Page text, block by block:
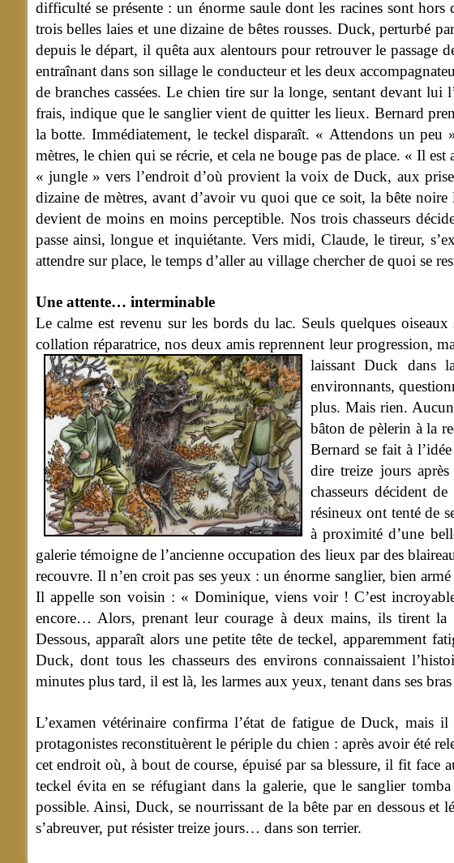
difficulté se présente : un énorme saule dont les racines sont hors
trois belles laies et une dizaine de bêtes rousses. Duck, perturbé
depuis le départ, il quêta aux alentours pour retrouver le passage
entraînant dans son sillage le conducteur et les deux
de branches cassées. Le chien tire sur la longe, sentant devant lui
frais, indique que le sanglier vient de quitter les lieux. Bernard
la botte. Immédiatement, le teckel disparaît. « Attendons un
mètres, le chien qui se récrie, et cela ne bouge pas de place. « Il
« jungle » vers l’endroit d’où provient la voix de Duck, aux
dizaine de mètres, avant d’avoir vu quoi que ce soit, la bête
devient de moins en moins perceptible. Nos trois chasseurs
passe ainsi, longue et inquiétante. Vers midi, Claude, le tireur,
attendre sur place, le temps d’aller au village chercher de quoi se
Une attente… interminable
Le calme est revenu sur les bords du lac. Seuls quelques
collation réparatrice, nos deux amis reprennent leur progression,
laissant Duck dans
environnants,
plus. Mais rien.
bâton de pèlerin à la
Bernard se fait à
dire treize jours
chasseurs décident
résineux ont tenté de
à proximité d’une
galerie témoigne de l’ancienne occupation des lieux par des
recouvre. Il n’en croit pas ses yeux : un énorme sanglier, bien
Il appelle son voisin : « Dominique, viens voir ! C’est
encore… Alors, prenant leur courage à deux mains, ils tirent la
Dessous, apparaît alors une petite tête de teckel, apparemment
Duck, dont tous les chasseurs des environs connaissaient
minutes plus tard, il est là, les larmes aux yeux, tenant dans ses
L’examen vétérinaire confirma l’état de fatigue de Duck, mais
protagonistes reconstituèrent le périple du chien : après avoir été
cet endroit où, à bout de course, épuisé par sa blessure, il fit face
teckel évita en se réfugiant dans la galerie, que le sanglier
possible. Ainsi, Duck, se nourrissant de la bête par en dessous et
s’abreuver, put résister treize jours… dans son terrier.